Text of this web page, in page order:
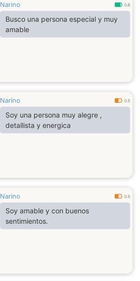
Narino 0.8
Busco una persona especial y muy
amable
Narino 0.5
Soy una persona muy alegre ,
detallista y energica
Narino 0.5
Soy amable y con buenos
sentimientos.